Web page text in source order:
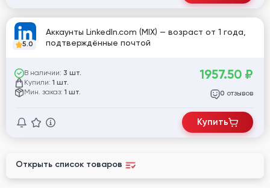
5.0
Аккаунты LinkedIn.com (MIX) — возраст от 1 года,
подтверждённые почтой
В наличии: 3 шт.
Купили: 1 шт.
Мин. заказ: 1 шт.
1957.50 ₽
0 отзывов
Купить
Открыть список товаров